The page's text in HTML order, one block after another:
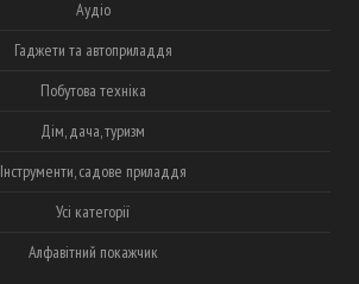
Аудіо
Гаджети та автоприладдя
Побутова техніка
Дім, дача, туризм
Інструменти, садове приладдя
Усі категорії
Алфавітний покажчик